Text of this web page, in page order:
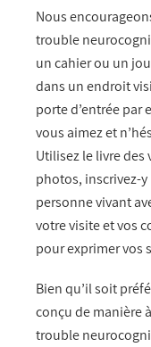
Nous
trouble
un cahier ou un
dans un endroit
porte d’entrée par
vous aimez et
Utilisez le livre des
photos, inscrivez-
personne vivant
votre visite et vos
pour exprimer vos
Bien qu’il soit
conçu de manière
trouble